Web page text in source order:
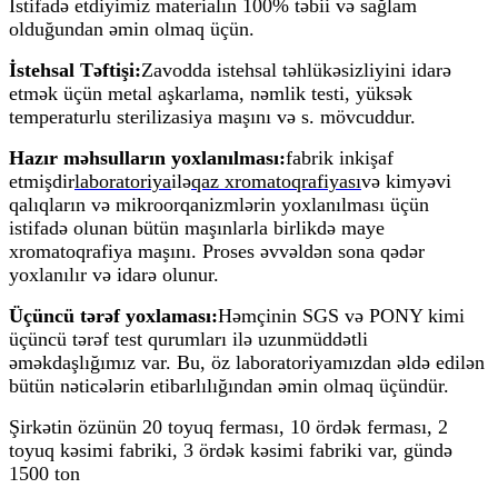
İstifadə etdiyimiz materialın 100% təbii və sağlam
olduğundan əmin olmaq üçün.
İstehsal Təftişi:Zavodda istehsal təhlükəsizliyini idarə
etmək üçün metal aşkarlama, nəmlik testi, yüksək
temperaturlu sterilizasiya maşını və s. mövcuddur.
Hazır məhsulların yoxlanılması:fabrik inkişaf
etmişdirlaboratoriyailəqaz xromatoqrafiyasıvə kimyəvi
qalıqların və mikroorqanizmlərin yoxlanılması üçün
istifadə olunan bütün maşınlarla birlikdə maye
xromatoqrafiya maşını. Proses əvvəldən sona qədər
yoxlanılır və idarə olunur.
Üçüncü tərəf yoxlaması:Həmçinin SGS və PONY kimi
üçüncü tərəf test qurumları ilə uzunmüddətli
əməkdaşlığımız var. Bu, öz laboratoriyamızdan əldə edilən
bütün nəticələrin etibarlılığından əmin olmaq üçündür.
Şirkətin özünün 20 toyuq ferması, 10 ördək ferması, 2
toyuq kəsimi fabriki, 3 ördək kəsimi fabriki var, gündə
1500 ton